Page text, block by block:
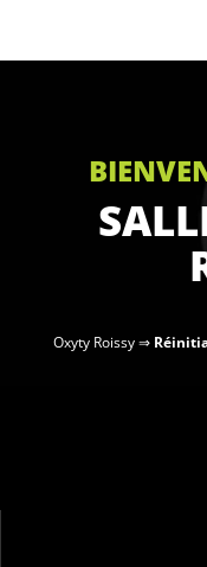
Oxyty Roissy⇒